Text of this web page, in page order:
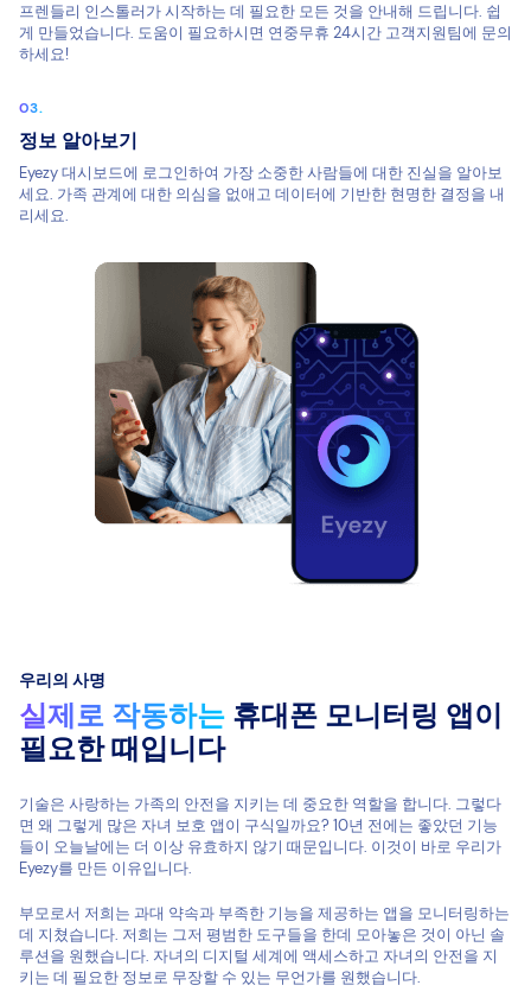
프렌들리 인스톨러가 시작하는 데 필요한 모든 것을 안내해 드립니다. 쉽
게 만들었습니다. 도움이 필요하시면 연중무휴 24시간 고객지원팀에 문의
하세요!
정보 알아보기
Eyezy 대시보드에 로그인하여 가장 소중한 사람들에 대한 진실을 알아보
세요. 가족 관계에 대한 의심을 없애고 데이터에 기반한 현명한 결정을 내
리세요.
우리의 사명
실제로 작동하는 휴대폰 모니터링 앱이
필요한 때입니다
기술은 사랑하는 가족의 안전을 지키는 데 중요한 역할을 합니다. 그렇다
면 왜 그렇게 많은 자녀 보호 앱이 구식일까요? 10년 전에는 좋았던 기능
들이 오늘날에는 더 이상 유효하지 않기 때문입니다. 이것이 바로 우리가
Eyezy를 만든 이유입니다.
부모로서 저희는 과대 약속과 부족한 기능을 제공하는 앱을 모니터링하는
데 지쳤습니다. 저희는 그저 평범한 도구들을 한데 모아놓은 것이 아닌 솔
루션을 원했습니다. 자녀의 디지털 세계에 액세스하고 자녀의 안전을 지
키는 데 필요한 정보로 무장할 수 있는 무언가를 원했습니다.